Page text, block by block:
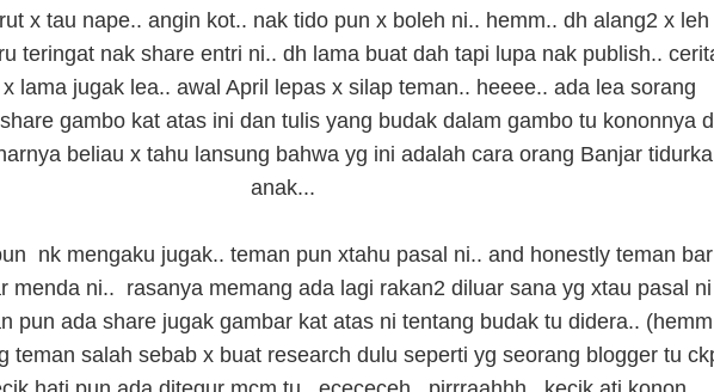
x tau nape.. angin kot.. nak tido pun x boleh ni.. hemm.. dh alang2 x leh
teringat nak share entri ni.. dh lama buat dah tapi lupa nak publish..
lama jugak lea.. awal April lepas x silap teman.. heeee.. ada lea sorang
gambo kat atas ini dan tulis yang budak dalam gambo tu kononnya
beliau x tahu lansung bahwa yg ini adalah cara orang Banjar
anak...
nk mengaku jugak.. teman pun xtahu pasal ni.. and honestly teman
menda ni.. rasanya memang ada lagi rakan2 diluar sana yg xtau pasal ni
pun ada share jugak gambar kat atas ni tentang budak tu didera..
teman salah sebab x buat research dulu seperti yg seorang blogger tu